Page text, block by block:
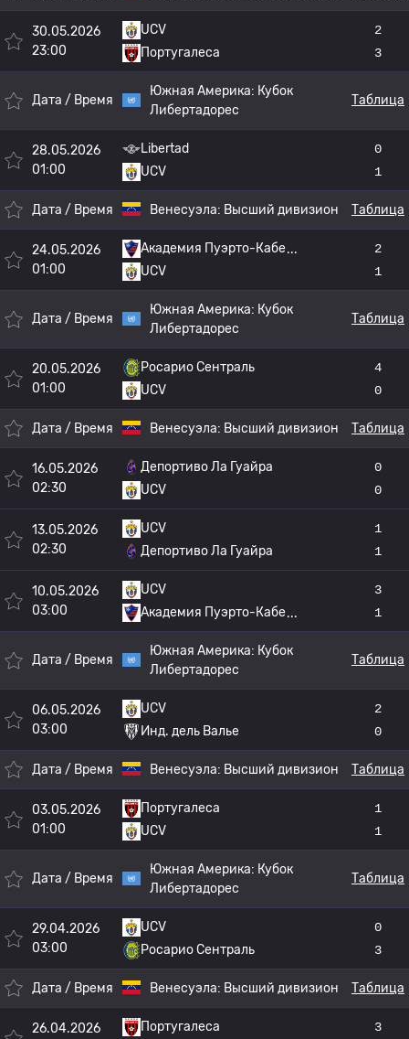
30.05.2026
23:00
UCV
Португалеса
2
3
Дата / Время
Южная Америка: Кубок
Либертадорес
Таблица
28.05.2026
01:00
Libertad
UCV
0
1
Дата / Время Венесуэла: Высший дивизион Таблица
24.05.2026
01:00
Академия Пуэрто-Кабе
UCV
2
1
Дата / Время
Южная Америка: Кубок
Либертадорес
Таблица
20.05.2026
01:00
Росарио Сентраль
UCV
4
0
Дата / Время Венесуэла: Высший дивизион Таблица
16.05.2026
02:30
Депортиво Ла Гуайра
UCV
0
0
13.05.2026
02:30
UCV
Депортиво Ла Гуайра
1
1
10.05.2026
03:00
UCV
Академия Пуэрто-Кабе
3
1
Дата / Время
Южная Америка: Кубок
Либертадорес
Таблица
06.05.2026
03:00
UCV
Инд. дель Валье
2
0
Дата / Время Венесуэла: Высший дивизион Таблица
03.05.2026
01:00
Португалеса
UCV
1
1
Дата / Время
Южная Америка: Кубок
Либертадорес
Таблица
29.04.2026
03:00
UCV
Росарио Сентраль
0
3
Дата / Время Венесуэла: Высший дивизион Таблица
26.04.2026
Португалеса
3